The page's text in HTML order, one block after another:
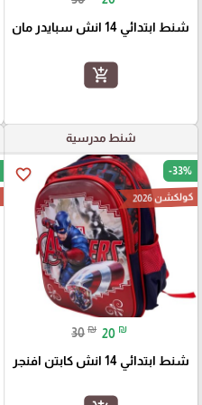
شنط ابتدائي 14 انش سبايدر مان
add_shopping_cart
شنط مدرسية
favorite_border -33%
كولكشن 2026
30 ₪ 20 ₪
شنط ابتدائي 14 انش كابتن افنجر